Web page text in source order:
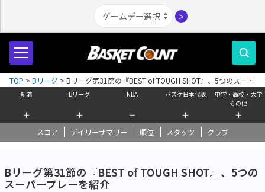
＞
新着
＋
Bリーグ
＋
NBA
＋
バスケ日本代表
＋
中学・高校・大学
その他
＋
スコア デイリーサマリー 順位 スタッツ クラブ
TOP > Bリーグ > Bリーグ第31節の『BEST of TOUGH SHOT』、5つのスーパ
ープレーを紹介
Bリーグ第31節の『BEST of TOUGH SHOT』、5つの
スーパープレーを紹介